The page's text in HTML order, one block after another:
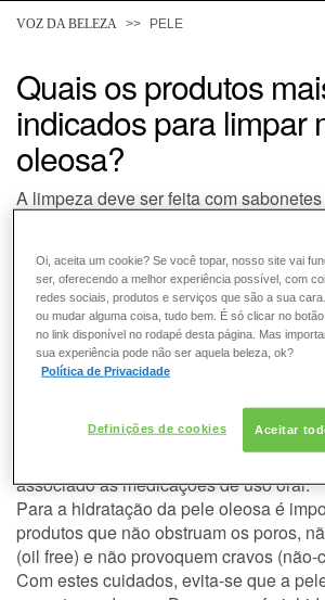
CABELO
COLORAÇÃO
DESODORANTE
PELE
SOLAR
VOZ DA BELEZA PELE
Quais os produtos
indicados para limpar
oleosa?
A limpeza deve ser feita com
provocar sensibilização ou mesmo
maior produção de gordura pela pele).
A pele oleosa deve ser tratada com
estimulem a renovação celular (ácido
alfa hidroxiácidos) e protegida
controlar o brilho. Nos casos de acne, o
indicará o tratamento específico
antibióticos, ácido salicílico, retinoides)
associado às medicações de uso oral.
Para a hidratação da pele oleosa é
produtos que não obstruam os poros,
(oil free) e não provoquem cravos
Com estes cuidados, evita-se que a
Oi, aceita um cookie? Se você topar, nosso site vai
ser, oferecendo a melhor experiência possível, com
redes sociais, produtos e serviços que são a sua
ou mudar alguma coisa, tudo bem. É só clicar no
no link disponível no rodapé desta página. Mas
sua experiência pode não ser aquela beleza, ok?
Política de Privacidade
Definições de cookies Aceitar